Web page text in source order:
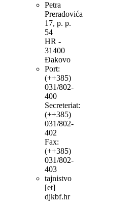
Petra
Preradovića
17, p. p.
54
HR -
31400
Đakovo
Port:
(++385)
031/802-
400
Secreteriat:
(++385)
031/802-
402
Fax:
(++385)
031/802-
403
tajnistvo
[et]
djkbf.hr